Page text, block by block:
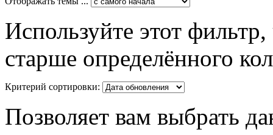
Используйте этот
старше определённого
Критерий сортировки:
Позволяет вам выбрать